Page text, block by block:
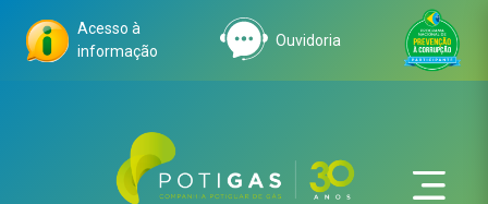
Acesso à
informação
Ouvidoria